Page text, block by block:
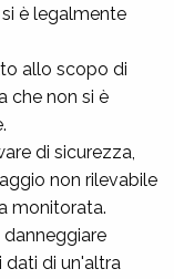
è legalmente
allo scopo di
che non si è
di sicurezza,
non rilevabile
monitorata.
danneggiare
dati di un'altra